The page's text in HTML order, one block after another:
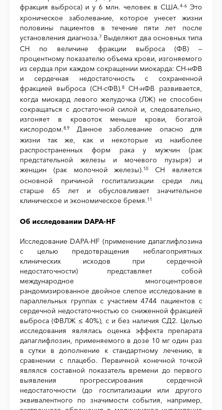
фракция выброса) и у 6 млн. человек в США.4–6 Это
хроническое заболевание, которое унесет жизни
половины пациентов в течение пяти лет после
установления диагноза.7 Выделяют два основных типа
СН по величине фракции выброса (ФВ) —
процентному показателю объема крови, изгоняемого
из сердца при каждом сокращении миокарда: СН-нФВ
и сердечная недостаточность с сохраненной
фракцией выброса (СН-сФВ).8СН-нФВ развивается,
когда миокард левого желудочка (ЛЖ) не способен
сокращаться с достаточной силой и, следовательно,
изгоняет в кровоток меньше крови, богатой
кислородом.8,9
Данное заболевание опасно для
жизни так же, как и некоторые из наиболее
распространенных форм рака у мужчин (рак
предстательной железы и мочевого пузыря) и
женщин (рак молочной железы).10
СН является
основной причиной госпитализации среди лиц
старше 65 лет и обусловливает значительное
клиническое и экономическое бремя.11
Об исследовании DAPA-HF
Исследование DAPA-HF (применение дапаглифлозина
с целью предотвращения неблагоприятных
клинических исходов при сердечной
недостаточности) представляет собой
международное многоцентровое
рандомизированное двойное слепое исследование в
параллельных группах с участием 4744 пациентов с
сердечной недостаточностью со сниженной фракцией
выброса (ФВЛЖ ≤ 40%), с и без наличия СД2. Целью
исследования являлась оценка эффекта препарата
дапаглифлозин, применяемого в дозе 10 мг один раз
в сутки в дополнение к стандартному лечению, в
сравнении с плацебо. Первичной конечной точкой
являлся составной показатель времени до первого
выявления прогрессирования сердечной
недостаточности (до госпитализации или другого
эквивалентного по значимости события, например,